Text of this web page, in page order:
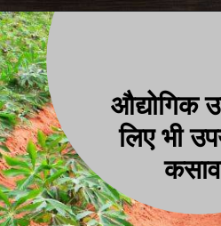
औद्योगिक
लिए भी